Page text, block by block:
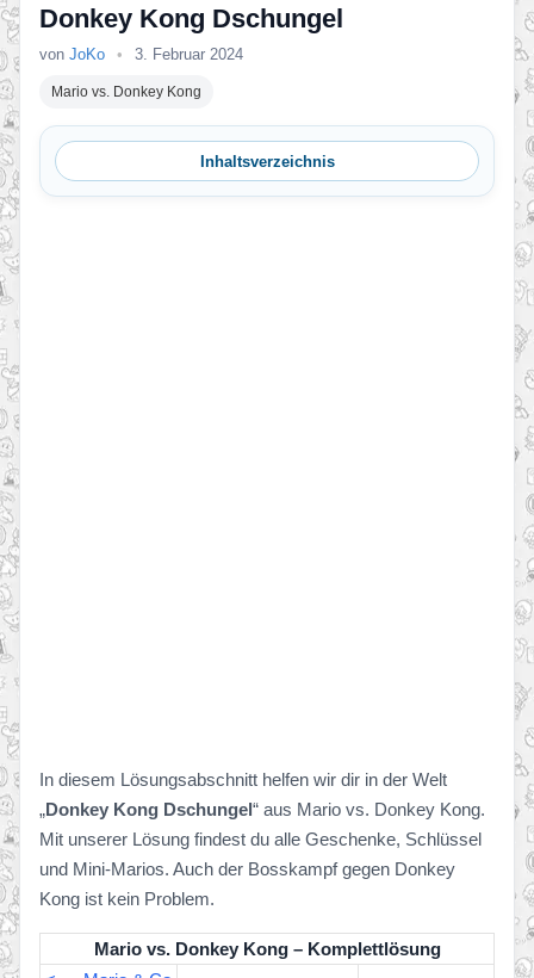
Donkey Kong Dschungel
von JoKo • 3. Februar 2024
Mario vs. Donkey Kong
Inhaltsverzeichnis
In diesem Lösungsabschnitt helfen wir dir in der Welt
„Donkey Kong Dschungel“ aus Mario vs. Donkey Kong.
Mit unserer Lösung findest du alle Geschenke, Schlüssel
und Mini-Marios. Auch der Bosskampf gegen Donkey
Kong ist kein Problem.
Mario vs. Donkey Kong – Komplettlösung